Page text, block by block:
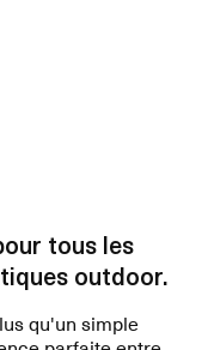
tous les
outdoor.
qu'un simple